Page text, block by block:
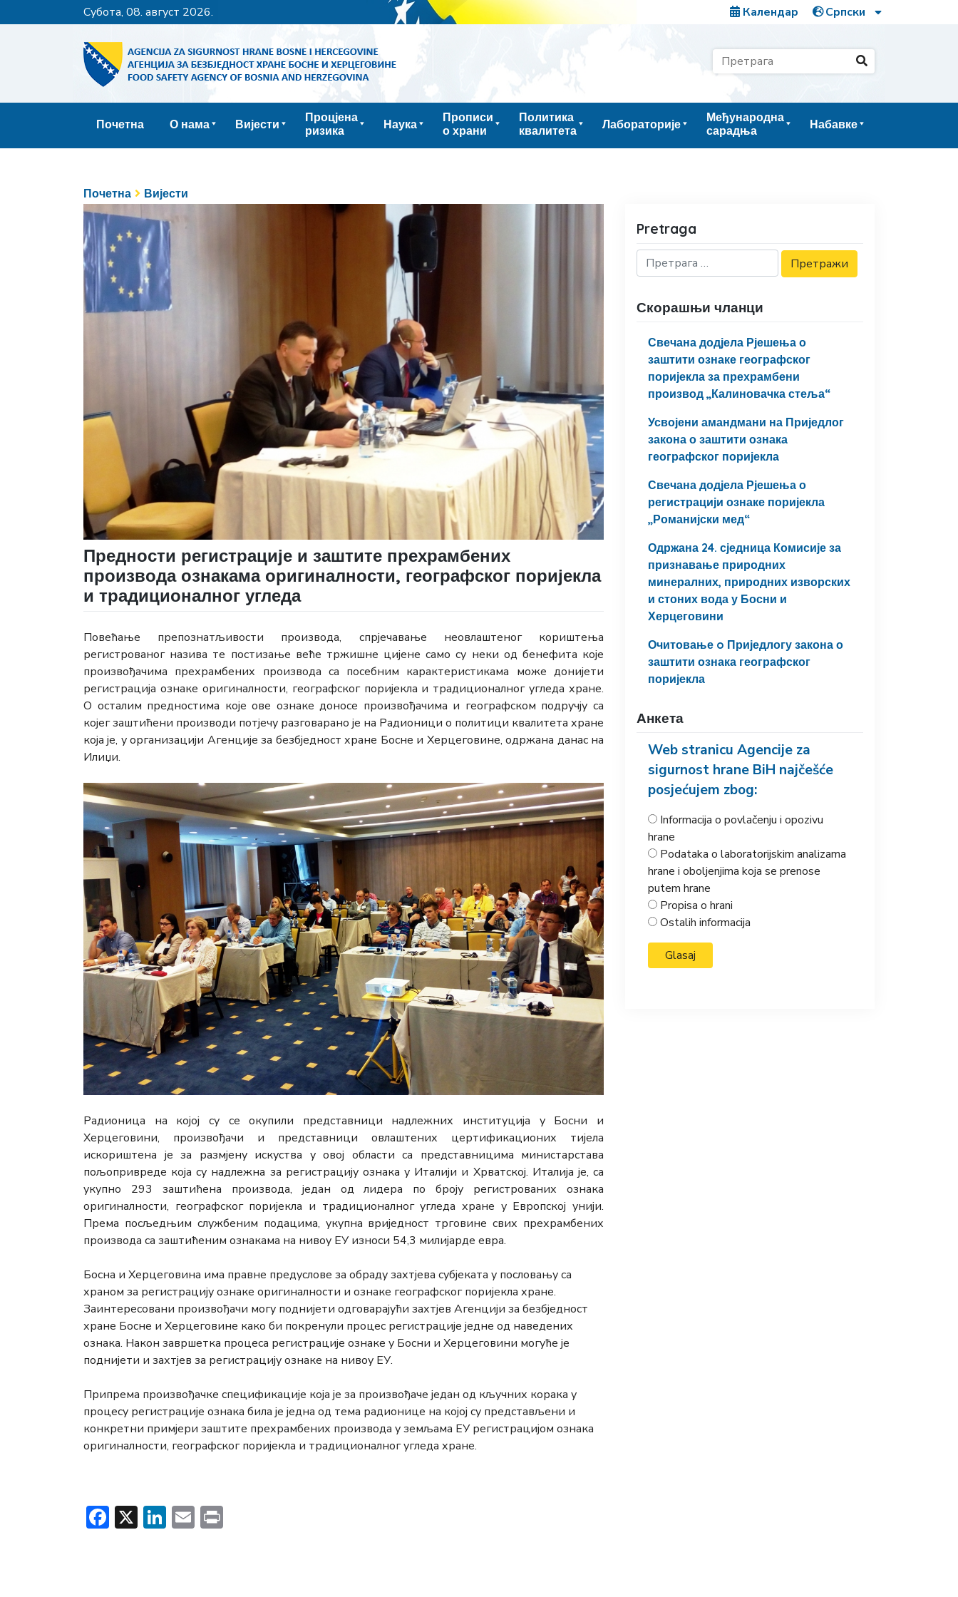
субота, 08. август 2026. Календар
Почетна О нама Вијести
Процјена
ризика
Наука
Прописи
о храни
Политика
квалитета
Лабораторије
Међународна
сарадња
Набавке
Почетна Вијести
Предности регистрације и заштите прехрамбених
производа ознакама оригиналности, географског поријекла
и традиционалног угледа
Повећање препознатљивости производа, спрјечавање неовлаштеног кориштења
регистрованог назива те постизање веће тржишне цијене само су неки од бенефита које
произвођачима прехрамбених производа са посебним карактеристикама може донијети
регистрација ознаке оригиналности, географског поријекла и традиционалног угледа хране.
О осталим предностима које ове ознаке доносе произвођачима и географском подручју са
којег заштићени производи потјечу разговарано је на Радионици о политици квалитета хране
која је, у организацији Агенције за безбједност хране Босне и Херцеговине, одржана данас на
Илиџи.
Радионица на којој су се окупили представници надлежних институција у Босни и
Херцеговини, произвођачи и представници овлаштених цертификационих тијела
искориштена је за размјену искуства у овој области са представницима министарстава
пољопривреде која су надлежна за регистрацију ознака у Италији и Хрватској. Италија је, са
укупно 293 заштићена производа, један од лидера по броју регистрованих ознака
оригиналности, географског поријекла и традиционалног угледа хране у Европској унији.
Према посљедњим службеним подацима, укупна вриједност трговине свих прехрамбених
производа са заштићеним ознакама на нивоу ЕУ износи 54,3 милијарде евра.
Босна и Херцеговина има правне предуслове за обраду захтјева субјеката у пословању са
храном за регистрацију ознаке оригиналности и ознаке географског поријекла хране.
Заинтересовани произвођачи могу поднијети одговарајући захтјев Агенцији за безбједност
хране Босне и Херцеговине како би покренули процес регистрације једне од наведених
ознака. Након завршетка процеса регистрације ознаке у Босни и Херцеговини могуће је
поднијети и захтјев за регистрацију ознаке на нивоу ЕУ.
Припрема произвођачке спецификације која је за произвођаче један од кључних корака у
процесу регистрације ознака била је једна од тема радионице на којој су представљени и
конкретни примјери заштите прехрамбених производа у земљама ЕУ регистрацијом ознака
оригиналности, географског поријекла и традиционалног угледа хране.
Facebook
X LinkedIn
Email
Pretraga
Скорашњи чланци
Свечана додјела Рјешења о
заштити ознаке географског
поријекла за прехрамбени
производ „Калиновачка стеља“
Усвојени амандмани на Приједлог
закона о заштити ознака
географског поријекла
Свечана додјела Рјешења о
регистрацији ознаке поријекла
„Романијски мед“
Одржана 24. сједница Комисије за
признавање природних
минералних, природних изворских
и стоних вода у Босни и
Херцеговини
Очитовање o Приједлогу закона о
заштити ознака географског
поријекла
Анкета
Web stranicu Agencije za
sigurnost hrane BiH najčešće
posjećujem zbog:
Informacija o povlačenju i opozivu
hrane
Podataka o laboratorijskim analizama
hrane i oboljenjima koja se prenose
putem hrane
Propisa o hrani
Ostalih informacija